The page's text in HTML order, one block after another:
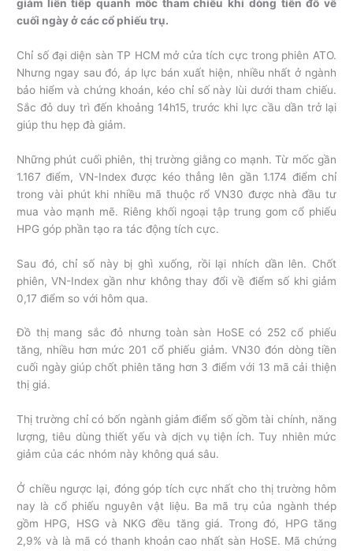
giảm liên tiếp quanh mốc tham chiếu khi dòng tiền đổ về
cuối ngày ở các cổ phiếu trụ.
Chỉ số đại diện sàn TP HCM mở cửa tích cực trong phiên ATO.
Nhưng ngay sau đó, áp lực bán xuất hiện, nhiều nhất ở ngành
bảo hiểm và chứng khoán, kéo chỉ số này lùi dưới tham chiếu.
Sắc đỏ duy trì đến khoảng 14h15, trước khi lực cầu dần trở lại
giúp thu hẹp đà giảm.
Những phút cuối phiên, thị trường giằng co mạnh. Từ mốc gần
1.167 điểm, VN-Index được kéo thẳng lên gần 1.174 điểm chỉ
trong vài phút khi nhiều mã thuộc rổ VN30 được nhà đầu tư
mua vào mạnh mẽ. Riêng khối ngoại tập trung gom cổ phiếu
HPG góp phần tạo ra tác động tích cực.
Sau đó, chỉ số này bị ghì xuống, rồi lại nhích dần lên. Chốt
phiên, VN-Index gần như không thay đổi về điểm số khi giảm
0,17 điểm so với hôm qua.
Đồ thị mang sắc đỏ nhưng toàn sàn HoSE có 252 cổ phiếu
tăng, nhiều hơn mức 201 cổ phiếu giảm. VN30 đón dòng tiền
cuối ngày giúp chốt phiên tăng hơn 3 điểm với 13 mã cải thiện
thị giá.
Thị trường chỉ có bốn ngành giảm điểm số gồm tài chính, năng
lượng, tiêu dùng thiết yếu và dịch vụ tiện ích. Tuy nhiên mức
giảm của các nhóm này không quá sâu.
Ở chiều ngược lại, đóng góp tích cực nhất cho thị trường hôm
nay là cổ phiếu nguyên vật liệu. Ba mã trụ của ngành thép
gồm HPG, HSG và NKG đều tăng giá. Trong đó, HPG tăng
2,9% và là mã có thanh khoản cao nhất sàn HoSE. Mã chứng